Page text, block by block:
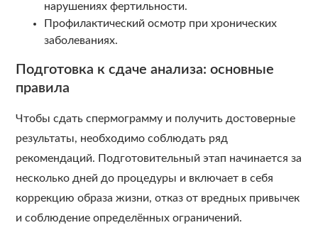
нарушениях фертильности.
Профилактический осмотр при хронических
заболеваниях.
Подготовка к сдаче анализа: основные
правила
Чтобы сдать спермограмму и получить достоверные
результаты, необходимо соблюдать ряд
рекомендаций. Подготовительный этап начинается за
несколько дней до процедуры и включает в себя
коррекцию образа жизни, отказ от вредных привычек
и соблюдение определённых ограничений.